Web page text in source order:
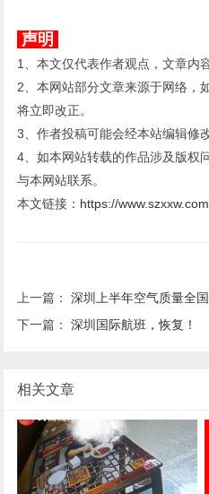
声明
1、本文仅代表作者观点，文章内
2、本网站部分文章来源于网络，
将立即改正。
3、作者投稿可能会经本站编辑修
4、如本网站转载的作品涉及版权
与本网站联系。
本文链接： https://
上一篇：深圳上半年空气质量全
下一篇：深圳国际航班，恢复！
相关文章